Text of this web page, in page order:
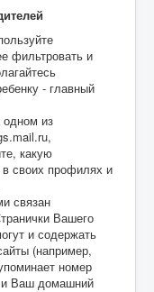
фильтровать и
- главный
одном из
какую
своих профилях и
связан
Вашего
и содержать
(например,
номер
Ваш домашний